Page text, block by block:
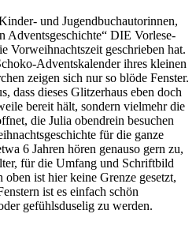
und Jugendbuchautorinnen,
Adventsgeschichte“ DIE Vorlese-
Vorweihnachtszeit geschrieben hat.
Adventskalender ihres kleinen
zeigen sich nur so blöde Fenster.
dass dieses Glitzerhaus eben doch
bereit hält, sondern vielmehr die
die Julia obendrein besuchen
für die ganze
6 Jahren hören genauso gern zu,
für die Umfang und Schriftbild
oben ist hier keine Grenze gesetzt,
ist es einfach schön
gefühlsduselig zu werden.